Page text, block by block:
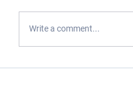
Write a comment...